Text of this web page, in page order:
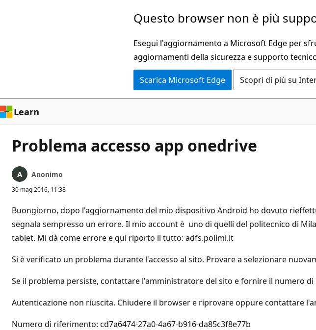
Questo browser non è più
Esegui l'aggiornamento a Microsoft Edge per
aggiornamenti della sicurezza e supporto
Scarica Microsoft Edge Scopri di più su
Learn
Problema accesso app onedrive
Anonimo
30 mag 2016, 11:38
Buongiorno, dopo l'aggiornamento del mio dispositivo Android ho dovuto
segnala sempresso un errore. Il mio account è uno di quelli del politecnico di
tablet. Mi dà come errore e qui riporto il tutto: adfs.polimi.it
Si è verificato un problema durante l'accesso al sito. Provare a selezionare
Se il problema persiste, contattare l'amministratore del sito e fornire il numero
Autenticazione non riuscita. Chiudere il browser e riprovare oppure contattare
Numero di riferimento: cd7a6474-27a0-4a67-b916-da85c3f8e77b